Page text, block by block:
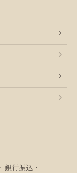
銀行振込